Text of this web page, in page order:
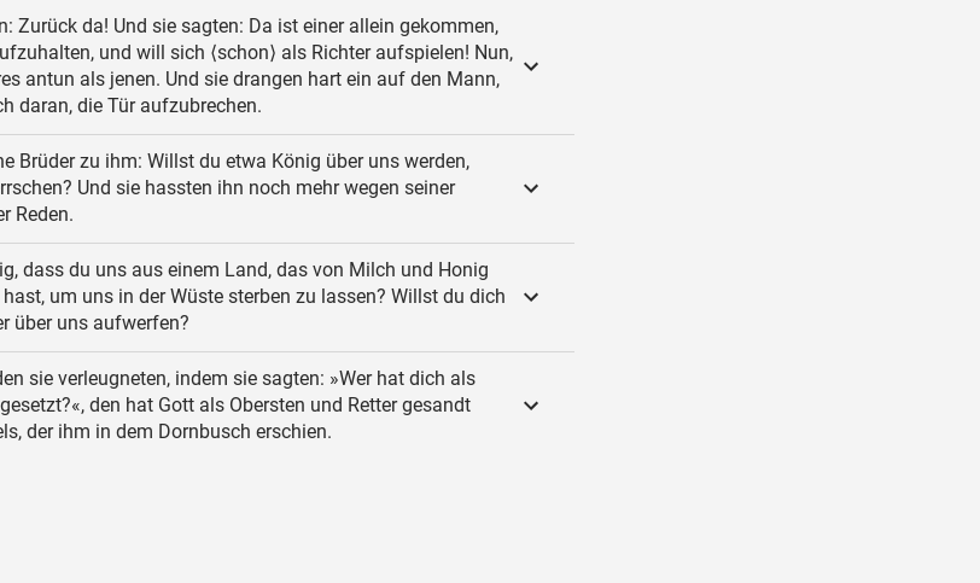
Zurück da! Und sie sagten: Da ist einer allein gekommen,
und will sich ⟨schon⟩ als Richter aufspielen! Nun,
antun als jenen. Und sie drangen hart ein auf den Mann,
daran, die Tür aufzubrechen.
Brüder zu ihm: Willst du etwa König über uns werden,
Und sie hassten ihn noch mehr wegen seiner
Reden.
dass du uns aus einem Land, das von Milch und Honig
um uns in der Wüste sterben zu lassen? Willst du dich
über uns aufwerfen?
sie verleugneten, indem sie sagten: »Wer hat dich als
den hat Gott als Obersten und Retter gesandt
der ihm in dem Dornbusch erschien.